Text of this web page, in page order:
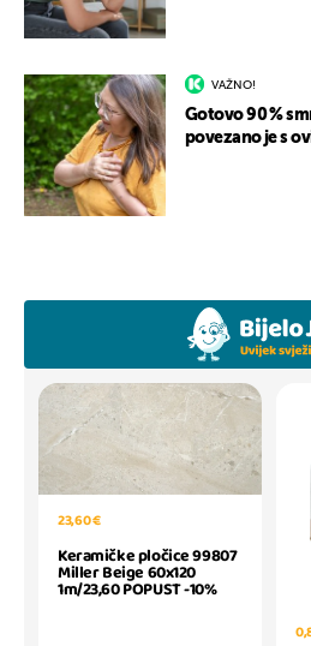
VAŽNO!
Gotovo 90 %
povezano je s
23,60 €
Keramičke pločice 99807
Miller Beige 60x120
1m/23,60 POPUST -10%